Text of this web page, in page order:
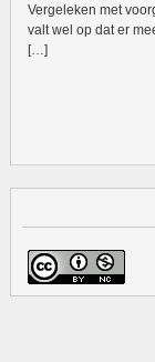
Vergeleken met
valt wel op dat er
[…]